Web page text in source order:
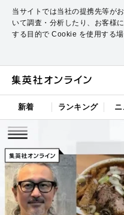
当サイトでは当社の提携先等が
いて調査・分析したり、お客様
する目的で Cookie を使用する場
新着 ランキング ニ